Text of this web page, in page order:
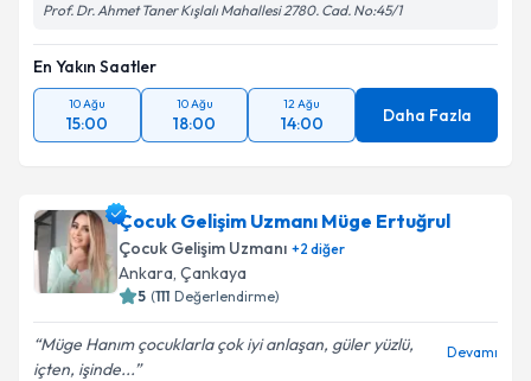
Prof. Dr. Ahmet Taner Kışlalı Mahallesi 2780. Cad. No:45/1
En Yakın Saatler
10 Ağu
15:00
10 Ağu
18:00
12 Ağu
14:00 Daha Fazla
Çocuk Gelişim Uzmanı Müge Ertuğrul
Çocuk Gelişim Uzmanı +2 diğer
Ankara, Çankaya
5 (111 Değerlendirme)
Müge Hanım çocuklarla çok iyi anlaşan, güler yüzlü,
içten, işinde...
Devamı